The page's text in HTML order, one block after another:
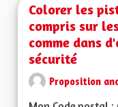
Colorer les
compris sur
comme dans
sécurité
Proposition